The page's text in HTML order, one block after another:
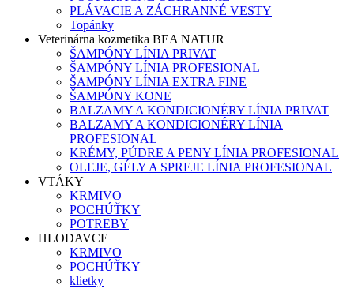
PLÁVACIE A ZÁCHRANNÉ VESTY
Topánky
Veterinárna kozmetika BEA NATUR
ŠAMPÓNY LÍNIA PRIVAT
ŠAMPÓNY LÍNIA PROFESIONAL
ŠAMPÓNY LÍNIA EXTRA FINE
ŠAMPÓNY KONE
BALZAMY A KONDICIONÉRY LÍNIA PRIVAT
BALZAMY A KONDICIONÉRY LÍNIA
PROFESIONAL
KRÉMY, PÚDRE A PENY LÍNIA PROFESIONAL
OLEJE, GÉLY A SPREJE LÍNIA PROFESIONAL
VTÁKY
KRMIVO
POCHÚŤKY
POTREBY
HLODAVCE
KRMIVO
POCHÚŤKY
klietky